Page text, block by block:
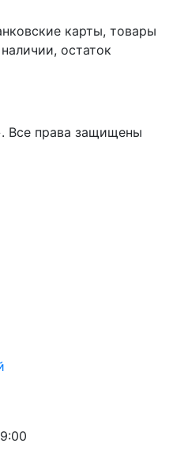
карты, товары
остаток
права защищены